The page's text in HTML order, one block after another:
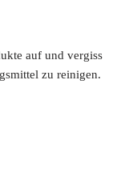
auf und vergiss
zu reinigen.